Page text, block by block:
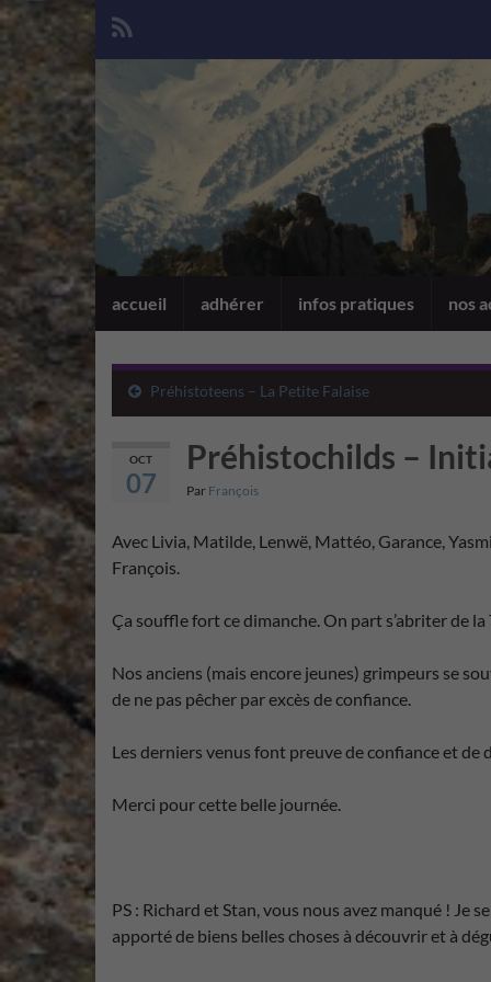
accueil adhérer infos pratiques nos
Préhistoteens – La Petite Falaise
OCT
07
Préhistochilds –
Par François
Avec Livia, Matilde, Lenwë, Mattéo, Garance,
François.
Ça souffle fort ce dimanche. On part s’abriter de
Nos anciens (mais encore jeunes) grimpeurs se
de ne pas pêcher par excès de confiance.
Les derniers venus font preuve de confiance et
Merci pour cette belle journée.
PS : Richard et Stan, vous nous avez manqué ! Je
apporté de biens belles choses à découvrir et à